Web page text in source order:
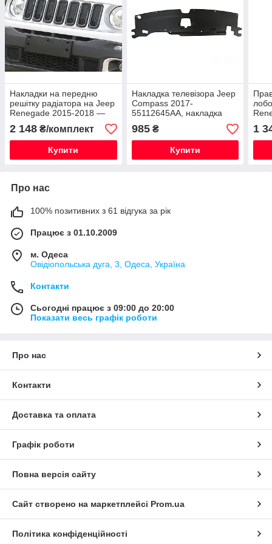
Накладки на передню
решітку радіатора на Jeep
Renegade 2015-2018 —
6RZ87SZ0AA
2 148 ₴/комплект
Купити
Накладка телевізора Jeep
Compass 2017-
55112645AA, накладка
передньої панелі (суппорт
радіатора) верх
985₴
Купити
1
Про нас
100% позитивних з 61 відгука за рік
Працює з 01.10.2009
м. Одеса
Овідіопольська дуга, 3, Одеса, Україна
Контакти
Сьогодні працює з 09:00 до 20:00
Показати весь графік роботи
Про нас
Контакти
Доставка та оплата
Графік роботи
Повна версія сайту
Сайт створено на маркетплейсі Prom.ua
Політика конфіденційності